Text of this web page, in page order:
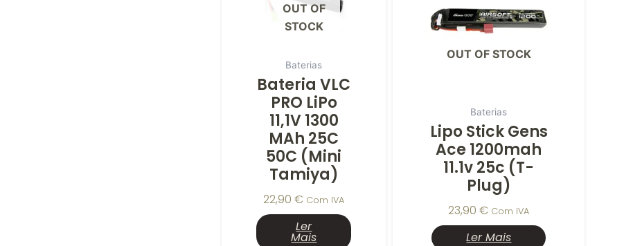
OUT OF
STOCK
Baterias
Bateria VLC
PRO LiPo
11,1V 1300
MAh 25C
50C (mini
Tamiya)
22,90€ Com IVA
Ler
Mais
OUT OF STOCK
Baterias
Lipo Stick Gens
Ace 1200mah
11.1v 25c (T-
Plug)
23,90€ Com IVA
Ler Mais